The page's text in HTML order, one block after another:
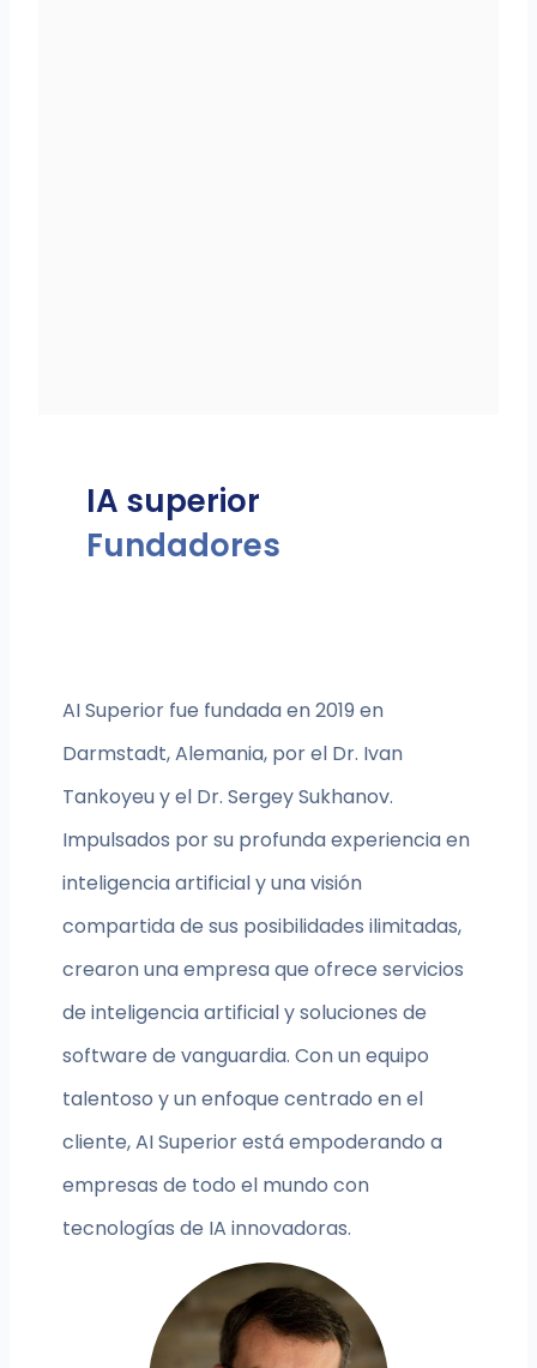
IA superior
Fundadores
AI Superior fue fundada en 2019 en
Darmstadt, Alemania, por el Dr. Ivan
Tankoyeu y el Dr. Sergey Sukhanov.
Impulsados por su profunda experiencia en
inteligencia artificial y una visión
compartida de sus posibilidades ilimitadas,
crearon una empresa que ofrece servicios
de inteligencia artificial y soluciones de
software de vanguardia. Con un equipo
talentoso y un enfoque centrado en el
cliente, AI Superior está empoderando a
empresas de todo el mundo con
tecnologías de IA innovadoras.